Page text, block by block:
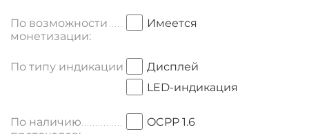
По возможности
монетизации:
Имеется
По типу индикации:
Дисплей
LED-индикация
По наличию
OCPP 1.6